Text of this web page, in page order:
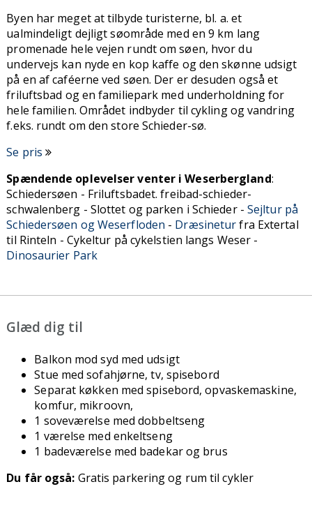
Byen har meget at tilbyde turisterne, bl. a. et
ualmindeligt dejligt søområde med en 9 km lang
promenade hele vejen rundt om søen, hvor du
undervejs kan nyde en kop kaffe og den skønne udsigt
på en af caféerne ved søen. Der er desuden også et
friluftsbad og en familiepark med underholdning for
hele familien. Området indbyder til cykling og vandring
f.eks. rundt om den store Schieder-sø.
Se pris
Spændende oplevelser venter i Weserbergland:
Schiedersøen - Friluftsbadet. freibad-schieder-
schwalenberg - Slottet og parken i Schieder - Sejltur på
Schiedersøen og Weserfloden - Dræsineturfra Extertal
til Rinteln - Cykeltur på cykelstien langs Weser -
Dinosaurier Park
Glæd dig til
Balkon mod syd med udsigt
Stue med sofahjørne, tv, spisebord
Separat køkken med spisebord, opvaskemaskine,
komfur, mikroovn,
1 soveværelse med dobbeltseng
1 værelse med enkeltseng
1 badeværelse med badekar og brus
Du får også: Gratis parkering og rum til cykler